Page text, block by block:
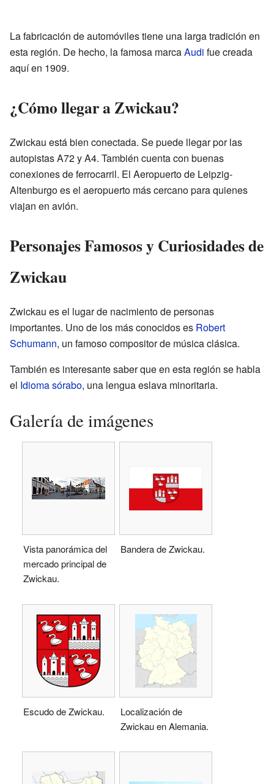
La fabricación de automóviles tiene una larga tradición en
esta región. De hecho, la famosa marcaAudi fue creada
aquí en 1909.
¿Cómo llegar a Zwickau?
Zwickau está bien conectada. Se puede llegar por las
autopistas A72 y A4. También cuenta con buenas
conexiones de ferrocarril. El Aeropuerto de Leipzig-
Altenburgo es el aeropuerto más cercano para quienes
viajan en avión.
Personajes Famosos y Curiosidades de
Zwickau
Zwickau es el lugar de nacimiento de personas
importantes. Uno de los más conocidos es Robert
Schumann, un famoso compositor de música clásica.
También es interesante saber que en esta región se habla
el Idioma sórabo, una lengua eslava minoritaria.
Galería de imágenes
Vista panorámica del
mercado principal de
Zwickau.
Bandera de Zwickau.
Escudo de Zwickau.
Localización de
Zwickau en Alemania.